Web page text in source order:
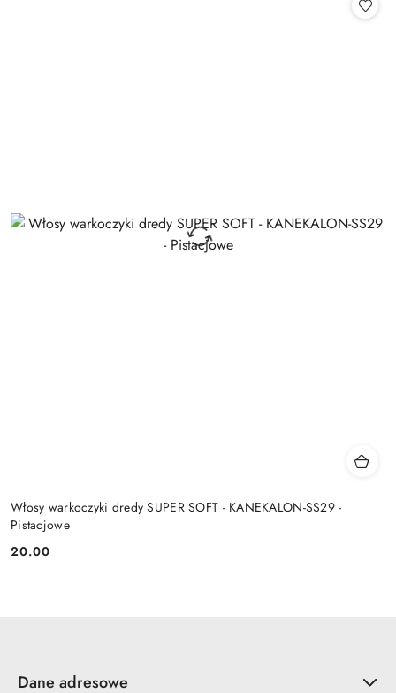
Włosy warkoczyki dredy SUPER SOFT - KANEKALON-SS29 -
Pistacjowe
Cena:
20.00
Dane adresowe